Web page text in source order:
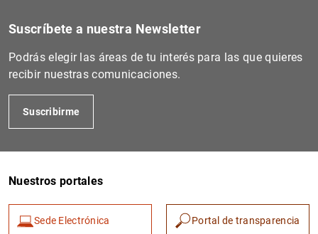
Suscríbete a nuestra Newsletter
Podrás elegir las áreas de tu interés para las que quieres
recibir nuestras comunicaciones.
Suscribirme
Nuestros portales
Sede Electrónica Portal de transparencia